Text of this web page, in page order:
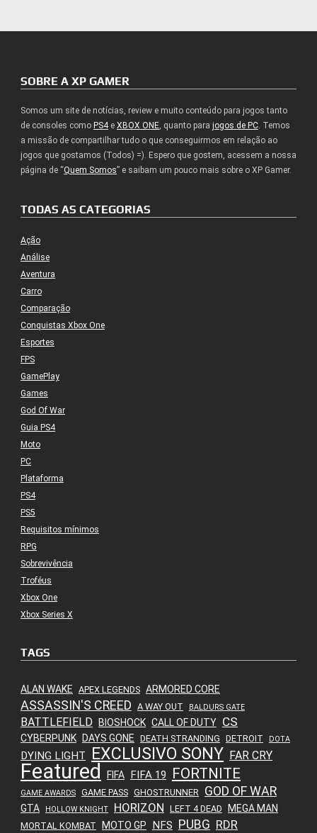
SOBRE A XP GAMER
Somos um site de notícias, review e muito conteúdo para jogos tanto
de consoles como PS4e XBOX ONE, quanto para jogos de PC. Temos
a missão de compartilhar tudo o que conseguirmos em relação ao
jogos que gostamos (Todos) =). Espero que gostem, acessem a nossa
página de “Quem Somos” e saibam um pouco mais sobre o XP Gamer.
TODAS AS CATEGORIAS
Ação
Análise
Aventura
Carro
Comparação
Conquistas Xbox One
Esportes
FPS
GamePlay
Games
God Of War
Guia PS4
Moto
PC
Plataforma
PS4
PS5
Requisitos mínimos
RPG
Sobrevivência
Troféus
Xbox One
Xbox Series X
TAGS
ALAN WAKE APEX LEGENDS ARMORED CORE
ASSASSIN'S CREED A WAY OUT BALDURS GATE
BATTLEFIELD BIOSHOCK CALL OF DUTY CS
CYBERPUNK DAYS GONE DEATH STRANDING DETROIT DOTA
DYING LIGHT EXCLUSIVO SONY FAR CRY
Featured FIFA FIFA 19 FORTNITE
GAME AWARDS GAME PASS GHOSTRUNNER GOD OF WAR
GTA HOLLOW KNIGHT HORIZON LEFT 4 DEAD MEGA MAN
MORTAL KOMBAT MOTO GP NFS PUBG RDR